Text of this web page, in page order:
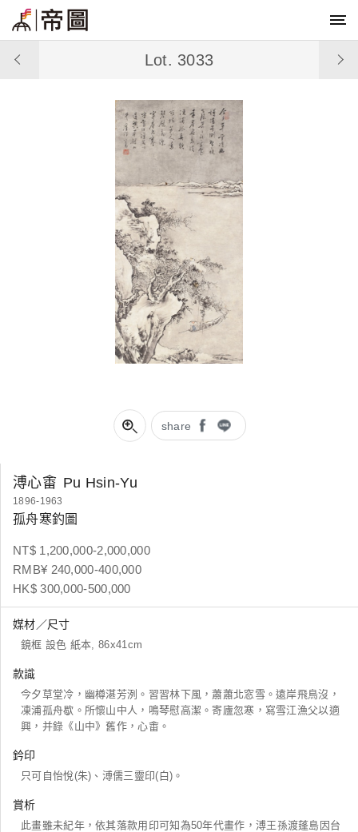
share
Lot. 3033
溥心畬 Pu Hsin-Yu
1896-1963
孤舟寒釣圖
NT$ 1,200,000-2,000,000
RMB¥ 240,000-400,000
HK$ 300,000-500,000
媒材／尺寸
鏡框 設色 紙本, 86x41cm
款識
今夕草堂冷，幽樽湛芳洌。習習林下風，蕭蕭北窓雪。遠岸飛鳥沒，
凍浦孤舟歇。所懷山中人，鳴琴慰高潔。寄廬忽寒，寫雪江漁父以適
興，并錄《山中》舊作，心畬。
鈐印
只可自怡悅(朱)、溥儒三靈印(白)。
賞析
此畫雖未紀年，依其落款用印可知為50年代畫作，溥王孫渡蓬島因台